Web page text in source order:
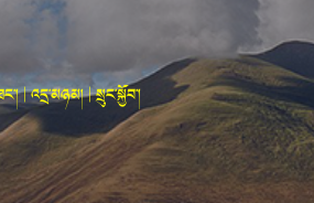
| འདྲ་མཉམ། | སྲུང་སྐྱོབ་།